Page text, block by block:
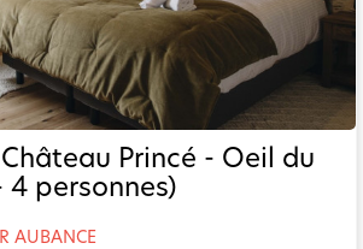
Princé - Oeil du
personnes)
AUBANCE